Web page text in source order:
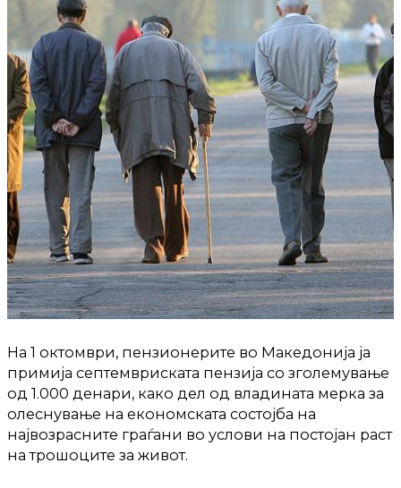
На 1 октомври, пензионерите во Македонија ја
примија септемвриската пензија со зголемување
од 1.000 денари, како дел од владината мерка за
олеснување на економската состојба на
највозрасните граѓани во услови на постојан раст
на трошоците за живот.